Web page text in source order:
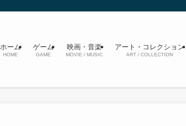
ホーム
HOME
ゲーム
GAME
映画・音楽
MOVIE / MUSIC
アート・コレクション
ART / COLLECTION